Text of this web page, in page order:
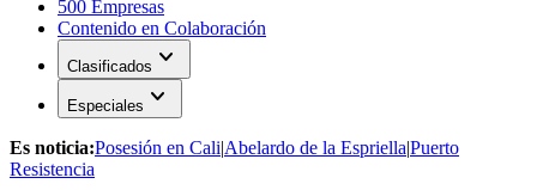
500 Empresas
Contenido en Colaboración
Clasificados expand_more
Especiales expand_more
Es noticia:Posesión en Cali|Abelardo de la Espriella|Puerto
Resistencia